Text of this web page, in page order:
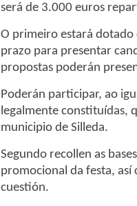
será de 3.000 euros
O primeiro estará dotado
prazo para presentar
propostas poderán
Poderán participar, ao
legalmente constituídas,
municipio de Silleda.
Segundo recollen as
promocional da festa, así
cuestión.